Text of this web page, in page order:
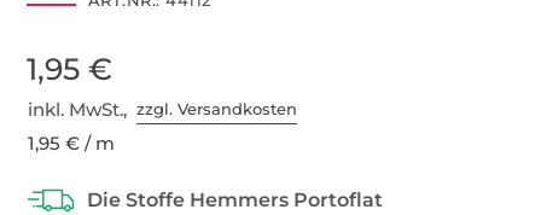
1,95 €
inkl. MwSt.,zzgl. Versandkosten
1,95 € / m